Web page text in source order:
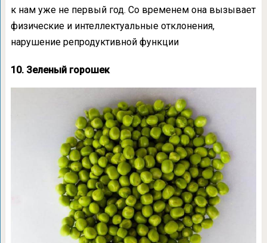
к нам уже не первый год. Со временем она вызывает
физические и интеллектуальные отклонения,
нарушение репродуктивной функции
10. Зеленый горошек